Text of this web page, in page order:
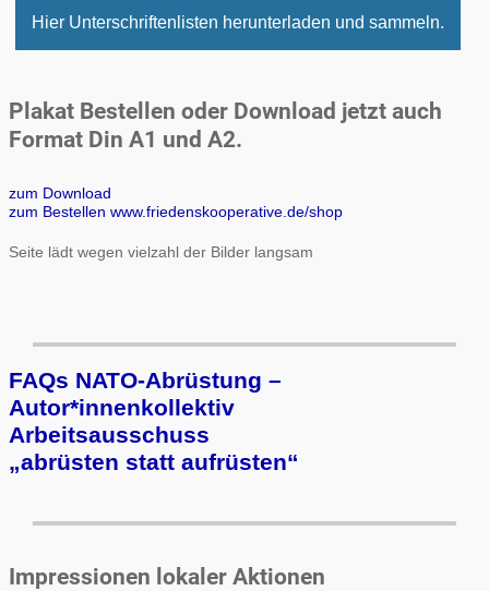
Hier Unterschriftenlisten herunterladen und sammeln.
Plakat Bestellen oder Download jetzt auch
Format Din A1 und A2.
zum Download
zum Bestellen www.friedenskooperative.de/shop
Seite lädt wegen vielzahl der Bilder langsam
FAQs NATO-Abrüstung –
Autor*innenkollektiv
Arbeits­aus­schuss
„ab­rüs­ten statt auf­rüs­ten“
Impressionen lokaler Aktionen